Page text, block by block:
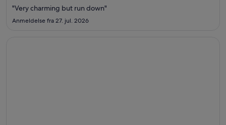
"Very charming but run down"
Anmeldelse fra 27. jul. 2026